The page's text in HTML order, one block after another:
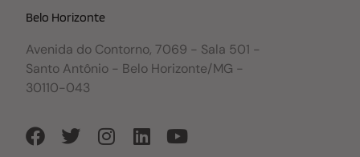
Belo Horizonte
Avenida do Contorno, 7069 - Sala 501 -
Santo Antônio - Belo Horizonte/MG -
30110-043